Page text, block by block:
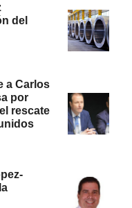
del
a Carlos
por
rescate